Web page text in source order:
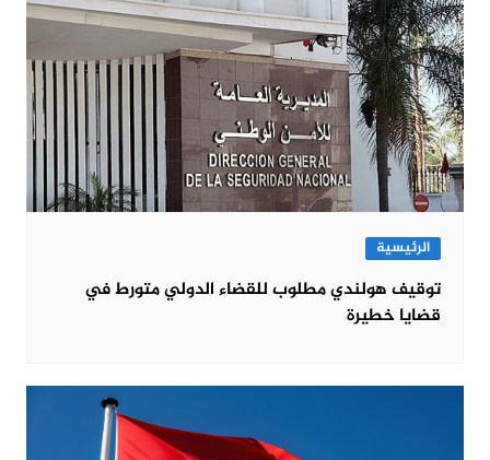
الرئيسية
توقيف هولندي مطلوب للقضاء الدولي متورط في
قضايا خطيرة